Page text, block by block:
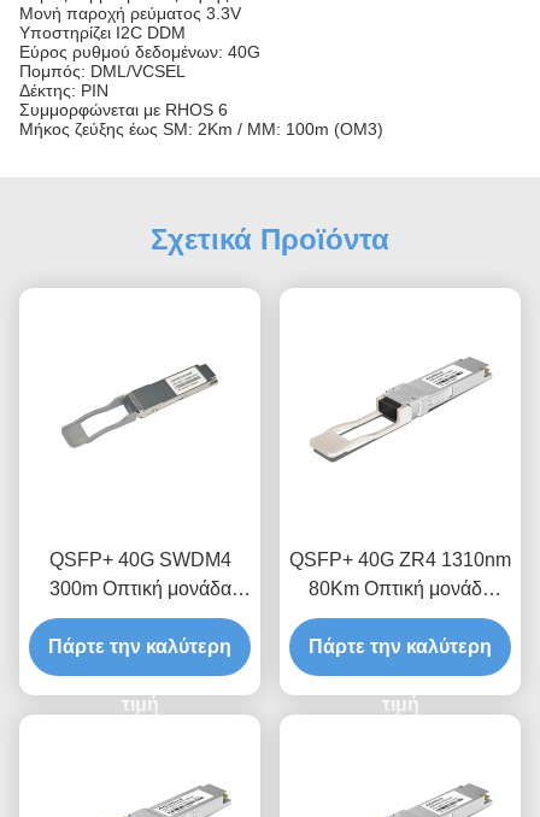
Μονή παροχή ρεύματος 3.3V
Υποστηρίζει I2C DDM
Εύρος ρυθμού δεδομένων: 40G
Πομπός: DML/VCSEL
Δέκτης: PIN
Συμμορφώνεται με RHOS 6
Μήκος ζεύξης έως SM: 2Km / MM: 100m (OM3)
Σχετικά Προϊόντα
QSFP+ 40G SWDM4
300m Οπτική μονάδα
δέκτη
Πάρτε την καλύτερη
τιμή
QSFP+ 40G ZR4 1310nm
80Km Οπτική μονάδα
πομποδέκτη
Πάρτε την καλύτερη
τιμή